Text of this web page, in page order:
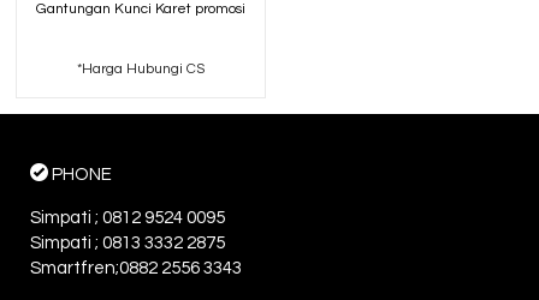
Gantungan Kunci Karet promosi
*Harga Hubungi CS
PHONE
Simpati ; 0812 9524 0095
Simpati ; 0813 3332 2875
Smartfren;0882 2556 3343